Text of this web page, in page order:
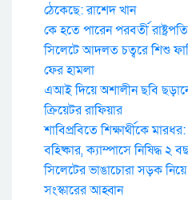
ঠেকেছে: রাশেদ খান
কে হতে পারেন পরবর্তী
সিলেটে আদলত চত্বরে শিশু
ফের হামলা
এআই দিয়ে অশালীন ছবি
ক্রিয়েটর রাফিয়ার
শাবিপ্রবিতে শিক্ষার্থীকে
বহিষ্কার, ক্যাম্পাসে নিষিদ্ধ ২
সিলেটের ভাঙাচোরা সড়ক
সংস্কারের আহ্বান